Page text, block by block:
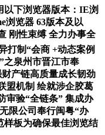
下浏览器版本：IE浏
浏览器 63版本及以
刚性束缚 全力办事全
打制“会商 +动态案例
之泉州市晋江市奉
产链高质量成长韧劲
盟机制 绘就涉企胶葛
审验“全链条” 集成办
限公司奉行闽粤“办
样板为确保最佳浏览结